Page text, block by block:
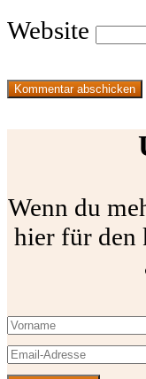
Website
Wenn du
hier für den